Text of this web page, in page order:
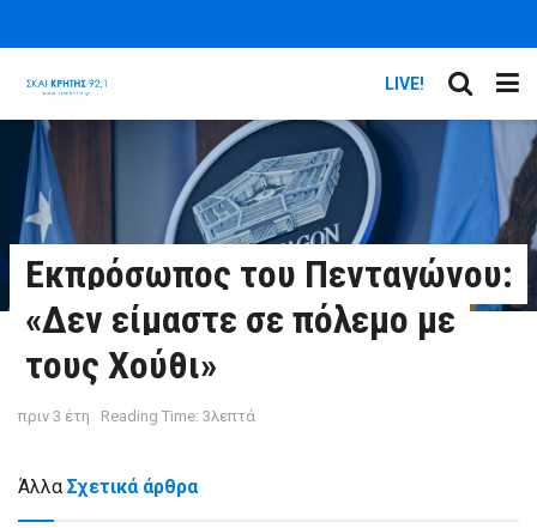
LIVE!
Εκπρόσωπος του Πενταγώνου:
«Δεν είμαστε σε πόλεμο με
τους Χούθι»
πριν 3 έτη Reading Time: 3λεπτά
Άλλα Σχετικά άρθρα